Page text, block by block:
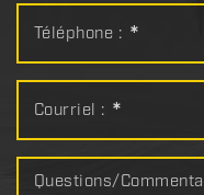
Téléphone : *
Courriel : *
Questions/